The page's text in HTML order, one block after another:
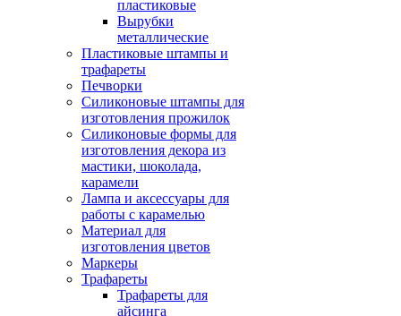
пластиковые
Вырубки
металлические
Пластиковые штампы и
трафареты
Печворки
Силиконовые штампы для
изготовления прожилок
Силиконовые формы для
изготовления декора из
мастики, шоколада,
карамели
Лампа и аксессуары для
работы с карамелью
Материал для
изготовления цветов
Маркеры
Трафареты
Трафареты для
айсинга